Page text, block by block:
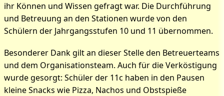
ihr Können und Wissen gefragt war. Die Durchführung
und Betreuung an den Stationen wurde von den
Schülern der Jahrgangsstufen 10 und 11 übernommen.
Besonderer Dank gilt an dieser Stelle den Betreuerteams
und dem Organisationsteam. Auch für die Verköstigung
wurde gesorgt: Schüler der 11c haben in den Pausen
kleine Snacks wie Pizza, Nachos und Obstspieße